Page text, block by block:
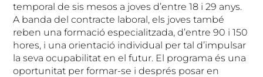
temporal de sis mesos a joves d’entre 18 i 29 anys.
A banda del contracte laboral, els joves també
reben una formació especialitzada, d’entre 90 i 150
hores, i una orientació individual per tal d’impulsar
la seva ocupabilitat en el futur. El programa és una
oportunitat per formar-se i després posar en